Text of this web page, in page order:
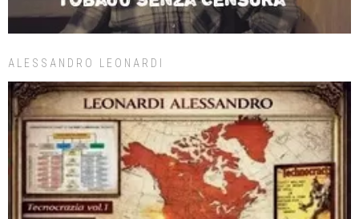
ALESSANDRO LEONARDI